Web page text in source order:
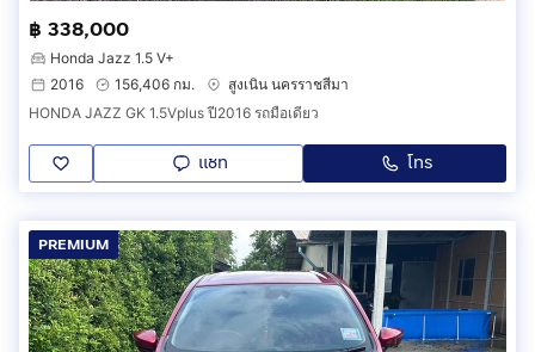
฿ 338,000
Honda Jazz 1.5 V+
2016
156,406 กม.
สูงเนิน นครราชสีมา
HONDA JAZZ GK 1.5Vplus ปี2016 รถมือเดียว
แชท โทร
PREMIUM